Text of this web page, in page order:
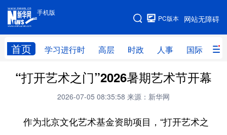
手机版
网站无障碍
PC版本
首页 学习进行时 高层 时政 人事 国际 财
手机版
网站地图
学习进行时 高层 时政 人事
财经 网评
台湾 思客智库 全球连线 教育
“打开艺术之门”2026暑期艺术节开幕
2026-07-05 08:35:58 来源：新华网
作为北京文化艺术基金资助项目，“打开艺术之